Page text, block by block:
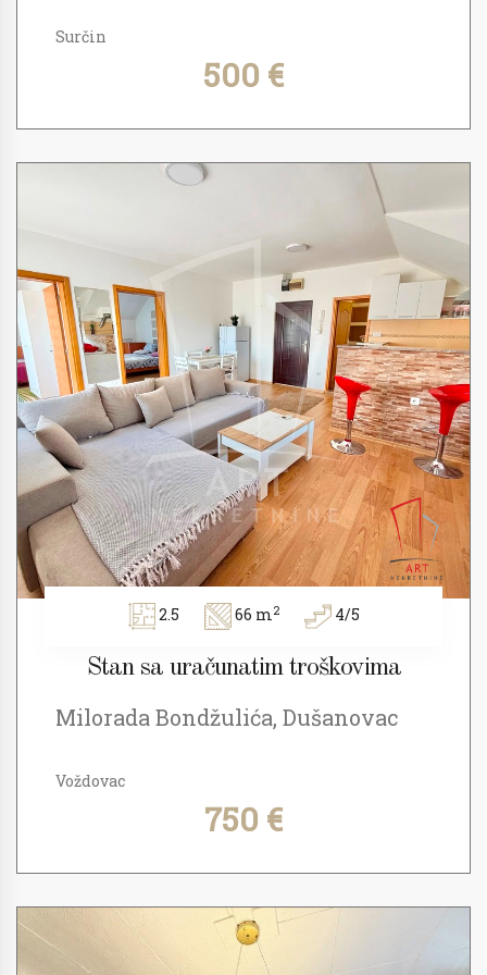
Surčin
500 €
2.5 66 m2 4/5
Stan sa uračunatim troškovima
Milorada Bondžulića, Dušanovac
Voždovac
750 €